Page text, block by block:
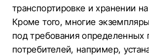
транспортировке и хранении
Кроме того, многие
под требования определенных
потребителей, например,